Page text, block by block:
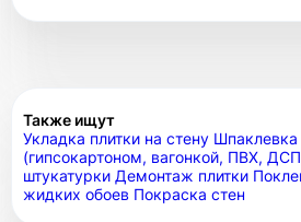
Также ищут
Укладка плитки на стену Шпаклевка
(гипсокартоном, вагонкой, ПВХ,
штукатурки Демонтаж плитки
жидких обоев Покраска стен